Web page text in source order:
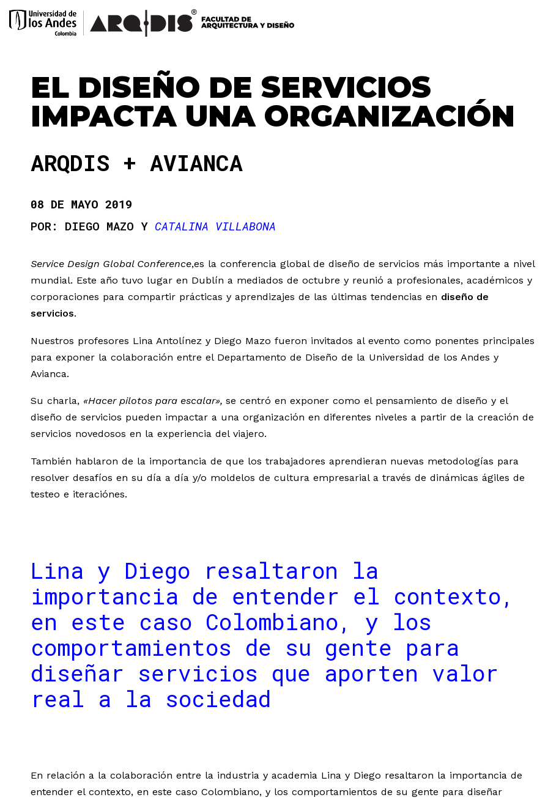
EL DISEÑO DE SERVICIOS
IMPACTA UNA ORGANIZACIÓN
ARQDIS + AVIANCA
08 DE MAYO 2019
DIEGO MAZO Y CATALINA VILLABONA
Service Design Global Conference,es la conferencia global de diseño de servicios más importante a nivel
mundial. Este año tuvo lugar en Dublín a mediados de octubre y reunió a profesionales, académicos y
corporaciones para compartir prácticas y aprendizajes de las últimas tendencias en diseño de
servicios.
Nuestros profesores Lina Antolínez y Diego Mazo fueron invitados al evento como ponentes principales
para exponer la colaboración entre el Departamento de Diseño de la Universidad de los Andes y
Avianca.
Su charla, «Hacer pilotos para escalar», se centró en exponer como el pensamiento de diseño y el
diseño de servicios pueden impactar a una organización en diferentes niveles a partir de la creación de
servicios novedosos en la experiencia del viajero.
También hablaron de la importancia de que los trabajadores aprendieran nuevas metodologías para
resolver desafíos en su día a día y/o moldelos de cultura empresarial a través de dinámicas ágiles de
testeo e iteraciónes.
Lina y Diego resaltaron la
importancia de entender el contexto,
en este caso Colombiano, y los
comportamientos de su gente para
diseñar servicios que aporten valor
real a la sociedad
En relación a la colaboración entre la industria y academia Lina y Diego resaltaron la importancia de
entender el contexto, en este caso Colombiano, y los comportamientos de su gente para diseñar